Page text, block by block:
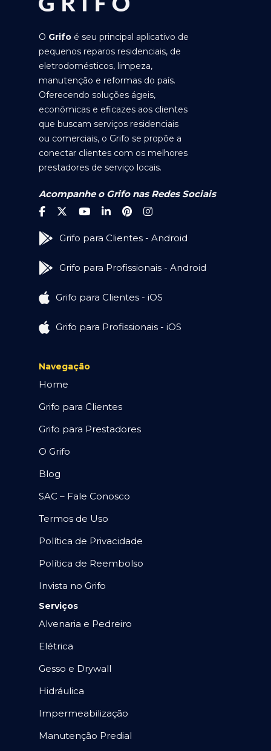
O Grifo é seu principal aplicativo de
pequenos reparos residenciais, de
eletrodomésticos, limpeza,
manutenção e reformas do país.
Oferecendo soluções ágeis,
econômicas e eficazes aos clientes
que buscam serviços residenciais
ou comerciais, o Grifo se propõe a
conectar clientes com os melhores
prestadores de serviço locais.
Acompanhe o Grifo nas Redes Sociais
Grifo para Clientes - Android
Grifo para Profissionais - Android
Grifo para Clientes - iOS
Grifo para Profissionais - iOS
Navegação
Home
Grifo para Clientes
Grifo para Prestadores
O Grifo
Blog
SAC – Fale Conosco
Termos de Uso
Política de Privacidade
Política de Reembolso
Invista no Grifo
Serviços
Alvenaria e Pedreiro
Elétrica
Gesso e Drywall
Hidráulica
Impermeabilização
Manutenção Predial